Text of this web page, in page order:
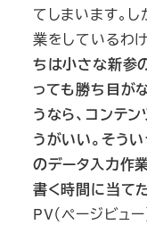
てしまいます。
業をしているわ
ちは小さな新参
っても勝ち目が
うなら、コンテ
うがいい。そう
のデータ入力作
書く時間に当て
PV（ページビュ